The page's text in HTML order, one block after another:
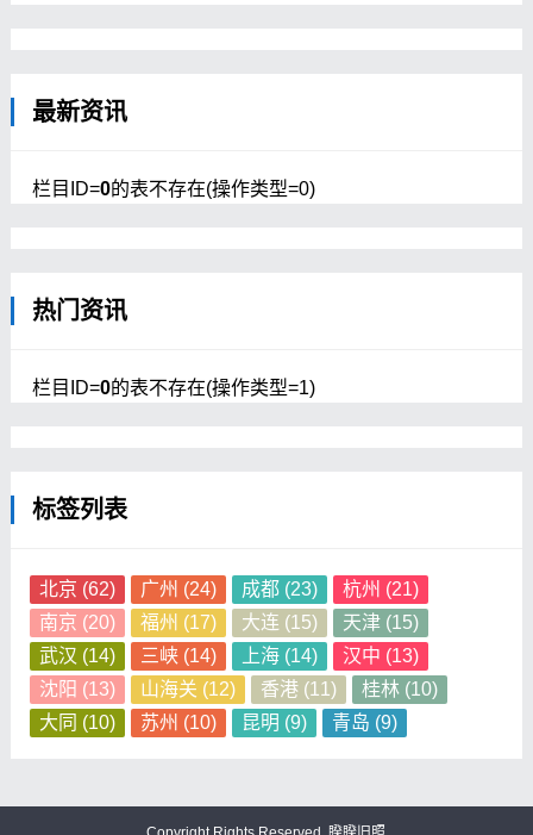
最新资讯
栏目ID=0的表不存在(操作类型=0)
热门资讯
栏目ID=0的表不存在(操作类型=1)
标签列表
北京 (62) 广州 (24) 成都(23) 杭州 (21)
南京 (20) 福州 (17) 大连 (15) 天津(15)
武汉 (14) 三峡(14) 上海(14) 汉中 (13)
沈阳 (13) 山海关 (12) 香港(11) 桂林(10)
大同 (10) 苏州 (10) 昆明 (9) 青岛 (9)